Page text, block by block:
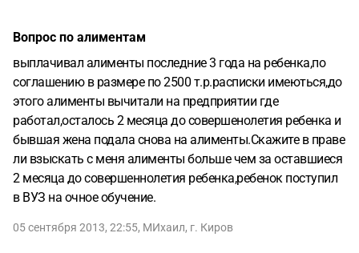
Вопрос по алиментам
выплачивал алименты последние 3 года на ребенка,по
соглашению в размере по 2500 т.р.расписки имеються,до
этого алименты вычитали на предприятии где
работал,осталось 2 месяца до совершенолетия ребенка и
бывшая жена подала снова на алименты.Скажите в праве
ли взыскать с меня алименты больше чем за оставшиеся
2 месяца до совершеннолетия ребенка,ребенок поступил
в ВУЗ на очное обучение.
05 сентября 2013, 22:55, МИхаил, г. Киров